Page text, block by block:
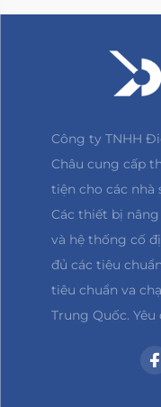
Công ty TNHH
Châu cung cấp
tiện cho các nhà
Các thiết bị nâng
và hệ thống cố
đủ các tiêu
tiêu chuẩn va
Trung Quốc.